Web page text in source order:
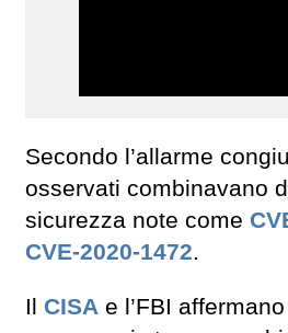
Secondo l’allarme
osservati combinavano
sicurezza note come
CVE-2020-1472.
Il CISA e l’FBI